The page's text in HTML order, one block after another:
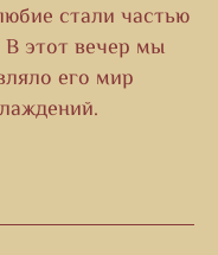
стали частью
В этот вечер мы
его мир